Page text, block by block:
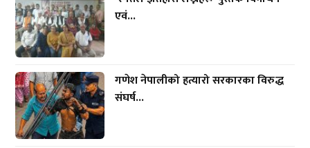
एवं...
गणेश नेपालीको हत्यारो सरकारका विरुद्ध
संघर्ष...